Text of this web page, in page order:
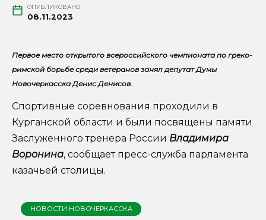
ОПУБЛИКОВАНО
08.11.2023
Первое место открытого всероссийского чемпионата по греко-
римской борьбе среди ветеранов занял депутат Думы
Новочеркасска Денис Денисов.
Спортивные соревнования проходили в
Курганской области и были посвящены памяти
Заслуженного тренера России Владимира
Воронина, сообщает пресс-служба парламента
казачьей столицы.
НОВОСТИ НОВОЧЕРКАССКА